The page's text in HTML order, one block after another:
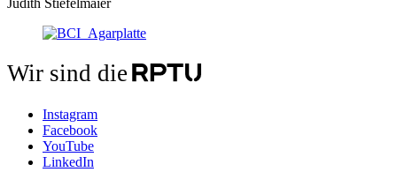
Judith Stiefelmaier
Wir sind die
Instagram
Facebook
YouTube
LinkedIn